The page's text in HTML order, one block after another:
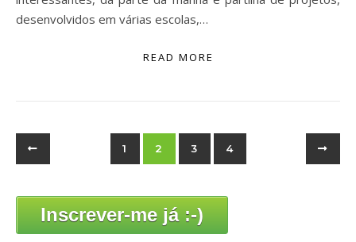
desenvolvidos em várias escolas,…
READ MORE
1 2 3 4
Inscrever-me já :-)